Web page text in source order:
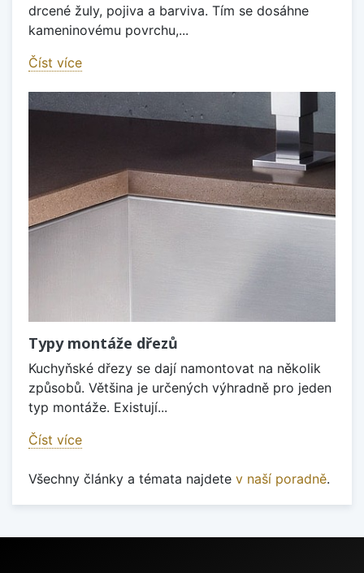
drcené žuly, pojiva a barviva. Tím se dosáhne
kameninovému povrchu,...
Číst více
Typy montáže dřezů
Kuchyňské dřezy se dají namontovat na několik
způsobů. Většina je určených výhradně pro jeden
typ montáže. Existují...
Číst více
Všechny články a témata najdete v naší poradně.